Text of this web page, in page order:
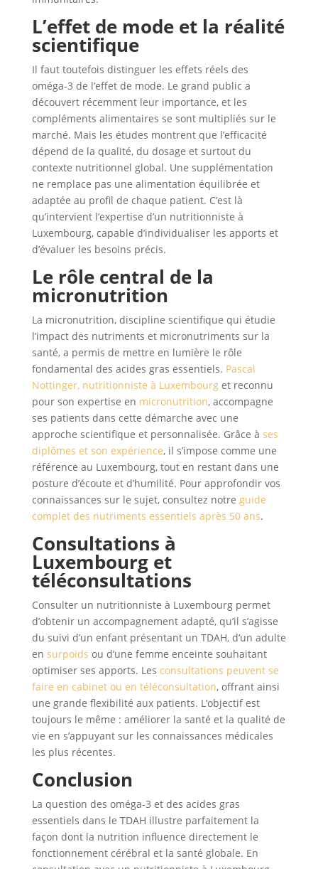
L’effet de mode et la réalité
scientifique
Il faut toutefois distinguer les effets réels des
oméga-3 de l’effet de mode. Le grand public a
découvert récemment leur importance, et les
compléments alimentaires se sont multipliés sur le
marché. Mais les études montrent que l’efficacité
dépend de la qualité, du dosage et surtout du
contexte nutritionnel global. Une supplémentation
ne remplace pas une alimentation équilibrée et
adaptée au profil de chaque patient. C’est là
qu’intervient l’expertise d’un nutritionniste à
Luxembourg, capable d’individualiser les apports et
d’évaluer les besoins précis.
Le rôle central de la
micronutrition
La micronutrition, discipline scientifique qui étudie
l’impact des nutriments et micronutriments sur la
santé, a permis de mettre en lumière le rôle
fondamental des acides gras essentiels. Pascal
Nottinger, nutritionniste à Luxembourg et reconnu
pour son expertise en micronutrition, accompagne
ses patients dans cette démarche avec une
approche scientifique et personnalisée. Grâce à ses
diplômes et son expérience, il s’impose comme une
référence au Luxembourg, tout en restant dans une
posture d’écoute et d’humilité. Pour approfondir vos
connaissances sur le sujet, consultez notre guide
complet des nutriments essentiels après 50 ans.
Consultations à
Luxembourg et
téléconsultations
Consulter un nutritionniste à Luxembourg permet
d’obtenir un accompagnement adapté, qu’il s’agisse
du suivi d’un enfant présentant un TDAH, d’un adulte
en surpoids ou d’une femme enceinte souhaitant
optimiser ses apports. Les consultations peuvent se
faire en cabinet ou en téléconsultation, offrant ainsi
une grande flexibilité aux patients. L’objectif est
toujours le même : améliorer la santé et la qualité de
vie en s’appuyant sur les connaissances médicales
les plus récentes.
Conclusion
La question des oméga-3 et des acides gras
essentiels dans le TDAH illustre parfaitement la
façon dont la nutrition influence directement le
fonctionnement cérébral et la santé globale. En